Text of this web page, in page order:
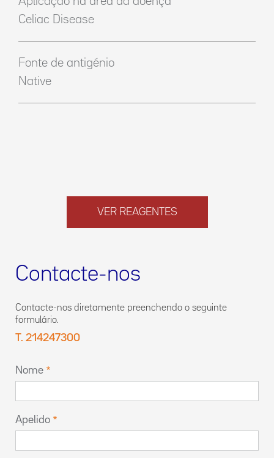
Celiac Disease
Fonte de antigénio
Native
VER REAGENTES
Contacte-nos
Contacte-nos diretamente preenchendo o seguinte
formulário.
T. 214247300
Nome
Apelido